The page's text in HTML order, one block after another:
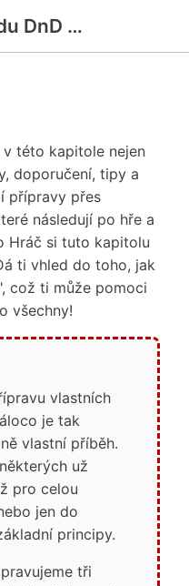
SRD JaD a překladu DnD 5e
této kapitole nejen
doporučení, tipy a
přípravy přes
následují po hře a
Hráč si tuto kapitolu
ti vhled do toho, jak
což ti může pomoci
všechny!
vlastních
je tak
vlastní příběh.
už
pro celou
jen do
principy.
tři